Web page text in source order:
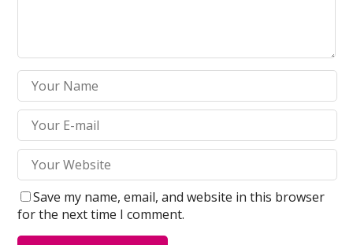
Save my name, email, and website in this browser
for the next time I comment.